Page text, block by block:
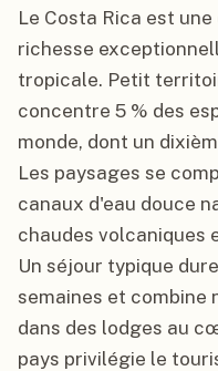
Le Costa Rica est
richesse
tropicale. Petit
concentre 5 % des
monde, dont un
Les paysages se
canaux d'eau douce
chaudes volcaniques
Un séjour typique
semaines et combine
dans des lodges au
pays privilégie le